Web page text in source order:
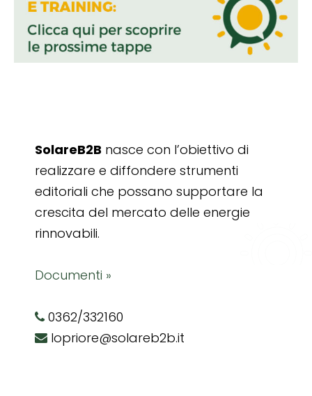
SolareB2B nasce con l’obiettivo di
realizzare e diffondere strumenti
editoriali che possano supportare la
crescita del mercato delle energie
rinnovabili.
Documenti »
0362/332160
lopriore@solareb2b.it